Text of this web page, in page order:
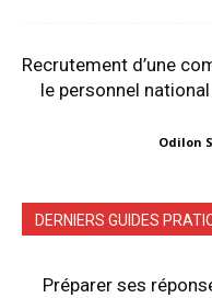
Recrutement d’une
le personnel
Odilon
DERNIERS GUIDES
Préparer ses